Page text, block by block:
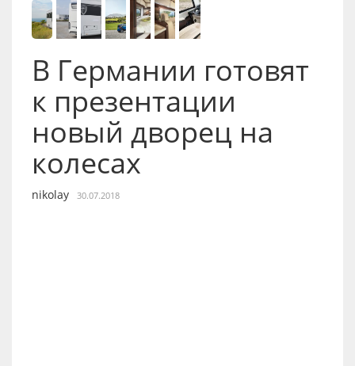
В Германии готовят
к презентации
новый дворец на
колесах
nikolay 30.07.2018